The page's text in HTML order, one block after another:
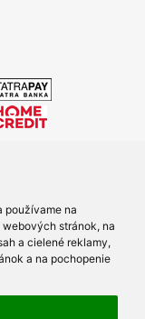
používame na
stránok, na
a cielené reklamy,
a na pochopenie